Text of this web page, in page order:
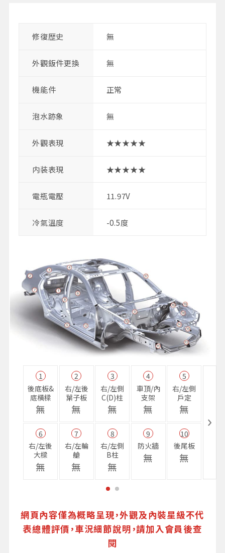
修復歴史 無
外觀鈑件更換 無
機能件 正常
泡水跡象 無
外觀表現 ★★★★★
内装表現 ★★★★★
電瓶電壓 11.97V
冷氣溫度 -0.5度
1
後底板&
底橫樑
無
2
右/左後
葉子板
無
3
右/左側
C(D)柱
無
4
車頂/內
支架
無
5
右/左側
戶定
無
6
右/左後
大樑
無
7
右/左輪
艙
無
8
右/左側
B柱
無
9
防火牆
無
10
後尾板
無
網頁內容僅為概略呈現，外觀及內裝星級不代
表總體評價，車況細節說明，請加入會員後查
閱